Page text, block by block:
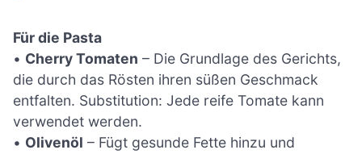
Für die Pasta
• Cherry Tomaten – Die Grundlage des Gerichts,
die durch das Rösten ihren süßen Geschmack
entfalten. Substitution: Jede reife Tomate kann
verwendet werden.
• Olivenöl – Fügt gesunde Fette hinzu und